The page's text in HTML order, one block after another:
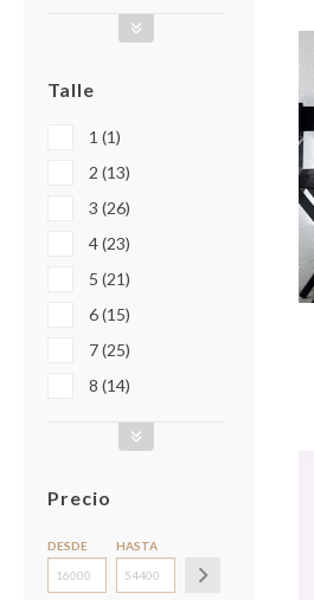
Talle
1 (1)
2 (13)
3 (26)
4 (23)
5 (21)
6 (15)
7 (25)
8 (14)
Precio
DESDE HASTA